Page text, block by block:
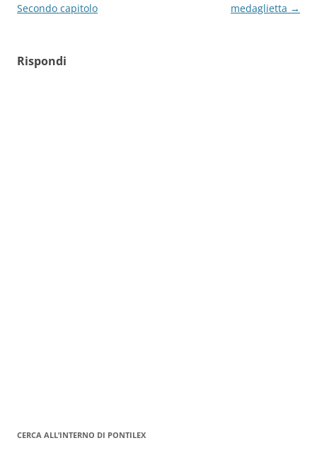
articolo
Secondo capitolo
medaglietta →
Rispondi
CERCA ALL’INTERNO DI PONTILEX